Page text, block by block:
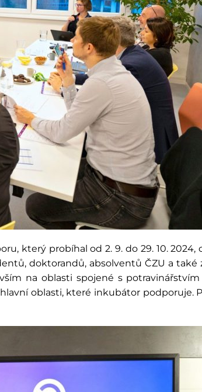
který probíhal od 2. 9. do 29. 10. 2024,
doktorandů, absolventů ČZU a také
na oblasti spojené s
oblasti, které inkubátor podporuje.